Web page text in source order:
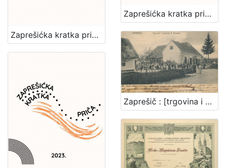
Zaprešićka kratka priča 2025. : nagrađene i pohvaljene priče
Zaprešićka kratka priča 2024. : nagrađene i pohvaljene priče
Zaprešič : [trgovina i gostiona F. Ermann]